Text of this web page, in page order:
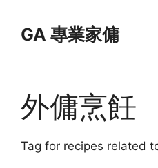
contentGA 專業家傭
外傭烹飪
Tag for recipes related